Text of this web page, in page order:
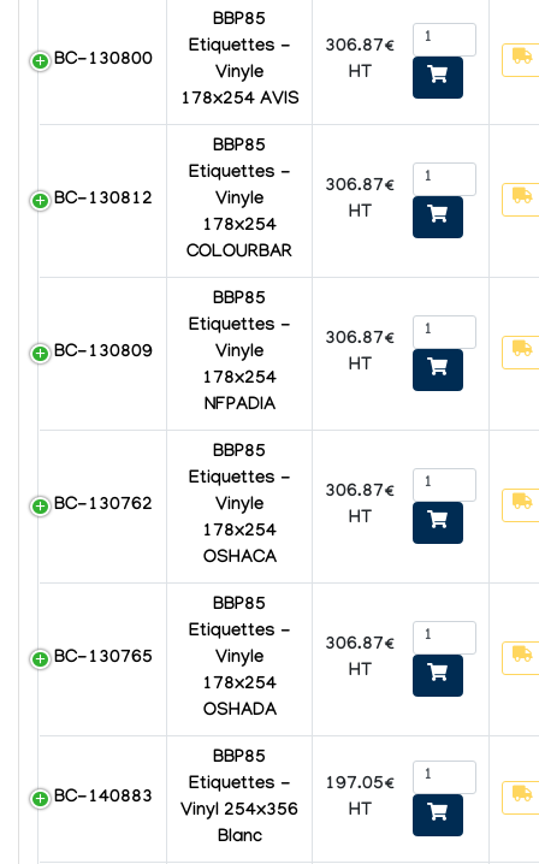
BC-130800
BBP85
Etiquettes -
Vinyle
178x254 AVIS
306.87€
HT
BC-130812
BBP85
Etiquettes -
Vinyle
178x254
COLOURBAR
306.87€
HT
BC-130809
BBP85
Etiquettes -
Vinyle
178x254
NFPADIA
306.87€
HT
BC-130762
BBP85
Etiquettes -
Vinyle
178x254
OSHACA
306.87€
HT
BC-130765
BBP85
Etiquettes -
Vinyle
178x254
OSHADA
306.87€
HT
BC-140883
BBP85
Etiquettes -
Vinyl 254x356
Blanc
197.05€
HT